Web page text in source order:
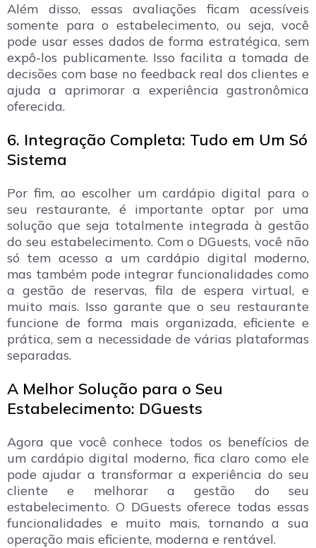
Além disso, essas avaliações ficam acessíveis
somente para o estabelecimento, ou seja, você
pode usar esses dados de forma estratégica, sem
expô-los publicamente. Isso facilita a tomada de
decisões com base no feedback real dos clientes e
ajuda a aprimorar a experiência gastronômica
oferecida.
6. Integração Completa: Tudo em Um Só
Sistema
Por fim, ao escolher um cardápio digital para o
seu restaurante, é importante optar por uma
solução que seja totalmente integrada à gestão
do seu estabelecimento. Com o DGuests, você não
só tem acesso a um cardápio digital moderno,
mas também pode integrar funcionalidades como
a gestão de reservas, fila de espera virtual, e
muito mais. Isso garante que o seu restaurante
funcione de forma mais organizada, eficiente e
prática, sem a necessidade de várias plataformas
separadas.
A Melhor Solução para o Seu
Estabelecimento: DGuests
Agora que você conhece todos os benefícios de
um cardápio digital moderno, fica claro como ele
pode ajudar a transformar a experiência do seu
cliente e melhorar a gestão do seu
estabelecimento. O DGuests oferece todas essas
funcionalidades e muito mais, tornando a sua
operação mais eficiente, moderna e rentável.